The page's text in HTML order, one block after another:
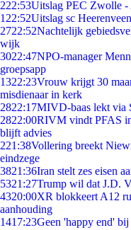
222:53Uitslag PEC Zwolle -
1 22:52Uitslag sc
2722:52Nachtelijk
wijk
3022:47NPO-manager
groepsapp
1322:23Vrouw krijgt 30
misdienaar in kerk
2822:17MIVD-baas lekt via
2822:00RIVM vindt PFAS
blijft advies
221:38Vollering breekt
eindzege
3821:36Iran stelt zes eisen
5321:27Trump wil dat J.D.
4320:00XR blokkeert A12
aanhouding
1417:23Geen 'happy end'